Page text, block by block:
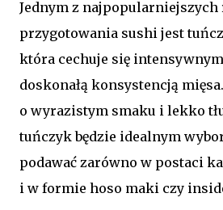
Jednym z najpopularniejszych
przygotowania sushi jest
która cechuje się
doskonałą konsystencją
o wyrazistym smaku i lekko
tuńczyk będzie idealnym
podawać zarówno w postaci
i w formie hoso maki czy